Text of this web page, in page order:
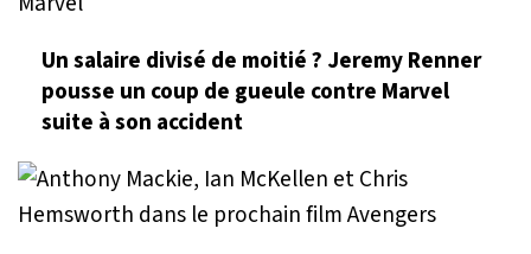
Un salaire divisé de moitié ? Jeremy Renner
pousse un coup de gueule contre Marvel
suite à son accident